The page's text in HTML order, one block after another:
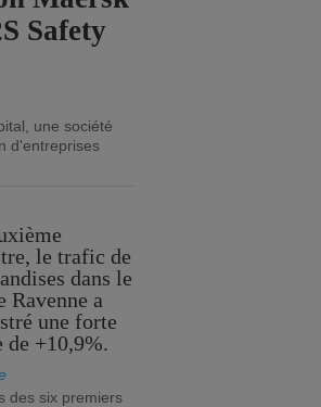
Safety
une société
d'entreprises
le trafic de
dans le
Ravenne a
une forte
de +10,9%.
des six premiers